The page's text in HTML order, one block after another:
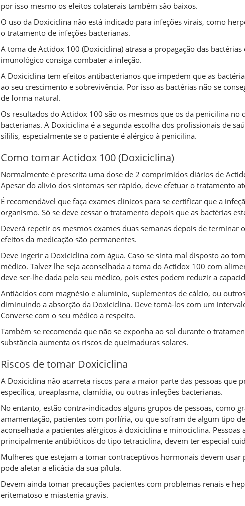
por isso mesmo os efeitos colaterais também são baixos.
O uso da Doxiciclina não está indicado para infeções virais, como
o tratamento de infeções bacterianas.
A toma de Actidox 100 (Doxiciclina) atrasa a propagação das
imunológico consiga combater a infeção.
A Doxiciclina tem efeitos antibacterianos que impedem que as
ao seu crescimento e sobrevivência. Por isso as bactérias não se
de forma natural.
Os resultados do Actidox 100 são os mesmos que os da penicilina no
bacterianas. A Doxiciclina é a segunda escolha dos profissionais de
sífilis, especialmente se o paciente é alérgico à penicilina.
Como tomar Actidox 100 (Doxiciclina)
Normalmente é prescrita uma dose de 2 comprimidos diários de
Apesar do alívio dos sintomas ser rápido, deve efetuar o tratamento
É recomendável que faça exames clínicos para se certificar que a
organismo. Só se deve cessar o tratamento depois que as bactérias
Deverá repetir os mesmos exames duas semanas depois de
efeitos da medicação são permanentes.
Deve ingerir a Doxiciclina com água. Caso se sinta mal disposto ao
médico. Talvez lhe seja aconselhada a toma do Actidox 100 com
deve ser-lhe dada pelo seu médico, pois estes podem reduzir a
Antiácidos com magnésio e alumínio, suplementos de cálcio, ou
diminuindo a absorção da Doxiciclina. Deve tomá-los com um
Converse com o seu médico a respeito.
Também se recomenda que não se exponha ao sol durante o
substância aumenta os riscos de queimaduras solares.
Riscos de tomar Doxiciclina
A Doxiciclina não acarreta riscos para a maior parte das pessoas que
específica, ureaplasma, clamídia, ou outras infeções bacterianas.
No entanto, estão contra-indicados alguns grupos de pessoas, como
amamentação, pacientes com porfíria, ou que sofram de algum tipo
aconselhada a pacientes alérgicos à doxiciclina e minociclina.
principalmente antibióticos do tipo tetraciclina, devem ter especial
Mulheres que estejam a tomar contraceptivos hormonais devem
pode afetar a eficácia da sua pílula.
Devem ainda tomar precauções pacientes com problemas renais e
eritematoso e miastenia gravis.
Há muito que andava a explorar a Internet,
tentando encontrar uma forma de comprar
medicamentos para os problemas de ereção
sem ter que me expor ao ridículo
(infelizmente, as pessoas são assim). No
entanto, nunca comprei nada online porque
os sites não me inspiravam confiança e os
produtos sem receita médica não oferecem
grandes garantias. Entretanto, chegaram
vocês, com todas as respostas e soluções que
buscava num sítio só! Que tenham o maior
sucesso do mundo (a trabalhar assim, duvido
Carlos V.
Porto